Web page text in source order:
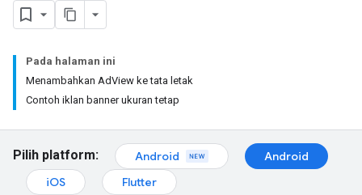
Pada halaman ini
Menambahkan AdView ke tata letak
Contoh iklan banner ukuran tetap
Pilih platform: Android
Android
iOS
Flutter